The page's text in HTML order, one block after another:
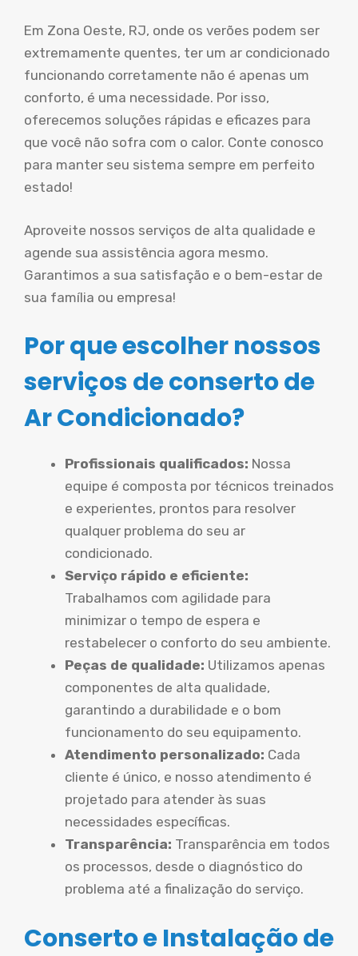
Em Zona Oeste, RJ, onde os verões podem ser
extremamente quentes, ter um ar condicionado
funcionando corretamente não é apenas um
conforto, é uma necessidade. Por isso,
oferecemos soluções rápidas e eficazes para
que você não sofra com o calor. Conte conosco
para manter seu sistema sempre em perfeito
estado!
Aproveite nossos serviços de alta qualidade e
agende sua assistência agora mesmo.
Garantimos a sua satisfação e o bem-estar de
sua família ou empresa!
Por que escolher nossos
serviços de conserto de
Ar Condicionado?
Profissionais qualificados: Nossa
equipe é composta por técnicos treinados
e experientes, prontos para resolver
qualquer problema do seu ar
condicionado.
Serviço rápido e eficiente:
Trabalhamos com agilidade para
minimizar o tempo de espera e
restabelecer o conforto do seu ambiente.
Peças de qualidade: Utilizamos apenas
componentes de alta qualidade,
garantindo a durabilidade e o bom
funcionamento do seu equipamento.
Atendimento personalizado: Cada
cliente é único, e nosso atendimento é
projetado para atender às suas
necessidades específicas.
Transparência: Transparência em todos
os processos, desde o diagnóstico do
problema até a finalização do serviço.
Conserto e Instalação de